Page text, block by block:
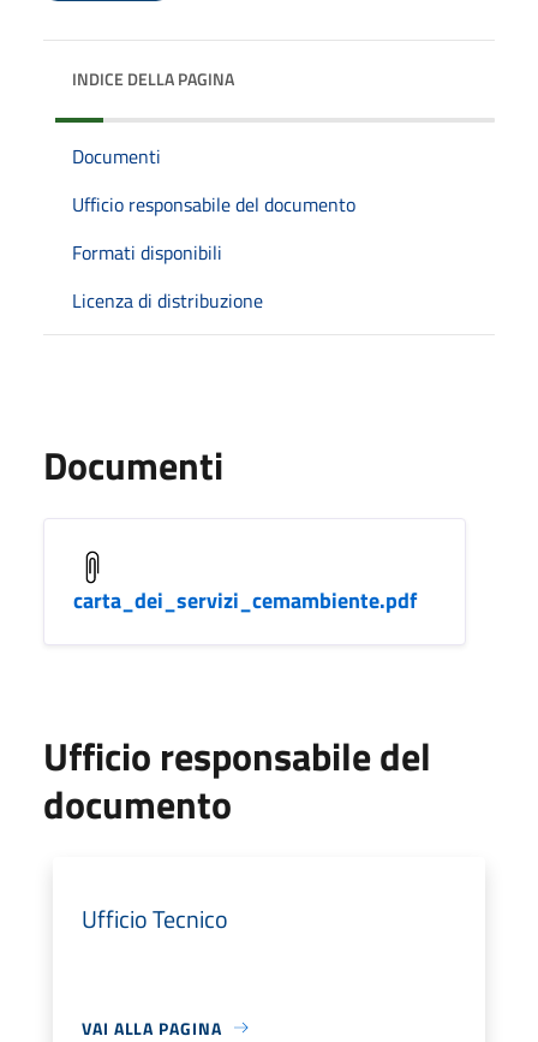
INDICE DELLA PAGINA
Documenti
Ufficio responsabile del documento
Formati disponibili
Licenza di distribuzione
Documenti
carta_dei_servizi_cemambiente.pdf
Ufficio responsabile del
documento
Ufficio Tecnico
VAI ALLA PAGINA